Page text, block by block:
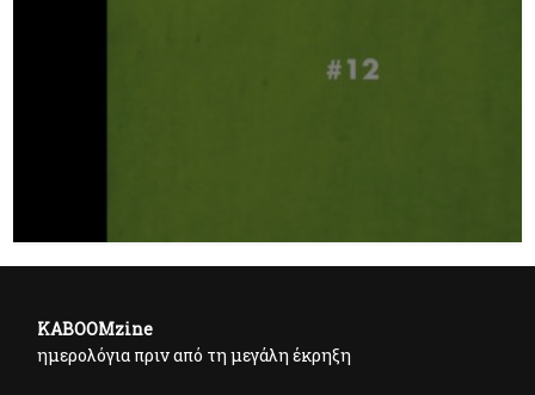
KABOOMzine
ημερολόγια πριν από τη μεγάλη έκρηξη